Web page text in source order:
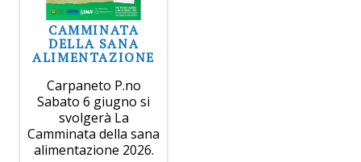
CAMMINATA
DELLA SANA
ALIMENTAZIONE
Carpaneto P.no
Sabato 6 giugno si
svolgerà La
Camminata della sana
alimentazione 2026.